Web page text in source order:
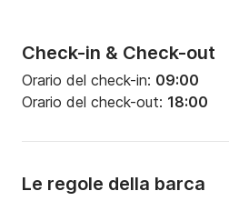
Check-in & Check-out
Orario del check-in: 09:00
Orario del check-out: 18:00
Le regole della barca